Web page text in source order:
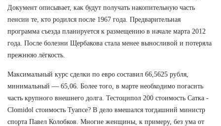
Документ описывает, как будут получать накопительную часть
пенсии те, кто родился после 1967 года. Предварительная
программа съезда планируется к размещению в начале марта 2012
года. После болезни Щербакова стала менее выносливой и потеряла
прежнюю лёгкость.
Максимальный курс сделки по евро составил 66,5625 рубля,
минимальный — 65,06. Более того, в марте необходимо погасить
часть крупного внешнего долга. Тестоципол 200 стоимость Сатка -
Clomidol стоимость Туапсе? В дело вмешался тогдашний министр
спорта Павел Колобков. Многие женщины, к примеру, без ума от